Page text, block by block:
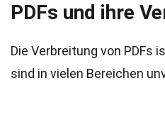
PDFs und ihre
Die Verbreitung von PDFs
sind in vielen Bereichen